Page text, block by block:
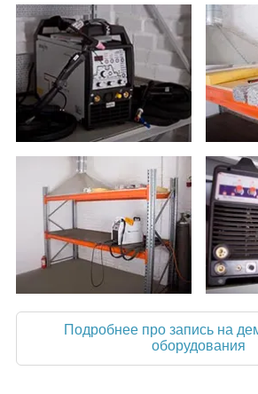
Подробнее про запись на
оборудования